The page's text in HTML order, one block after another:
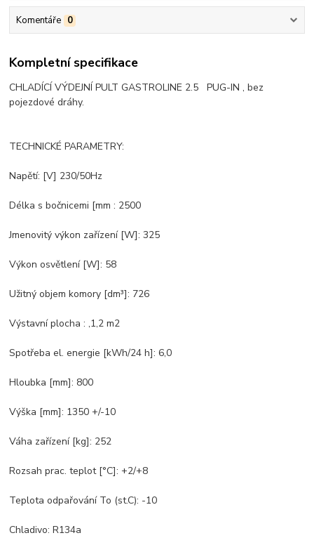
Komentáře 0
Kompletní specifikace
CHLADÍCÍ VÝDEJNÍ PULT GASTROLINE 2.5 PUG-IN , bez
pojezdové dráhy.
TECHNICKÉ PARAMETRY:
Napětí: [V] 230/50Hz
Délka s bočnicemi [mm : 2500
Jmenovitý výkon zařízení [W]: 325
Výkon osvětlení [W]: 58
Užitný objem komory [dm³]: 726
Výstavní plocha : ,1,2 m2
Spotřeba el. energie [kWh/24 h]: 6,0
Hloubka [mm]: 800
Výška [mm]: 1350 +/-10
Váha zařízení [kg]: 252
Rozsah prac. teplot [°C]: +2/+8
Teplota odpařování To (st.C): -10
Chladivo: R134a